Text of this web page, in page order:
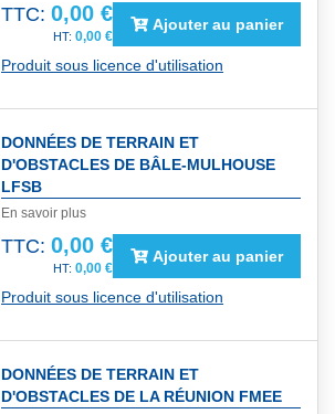
TTC: 0,00 €
0,00 €
Ajouter au panier
Produit sous licence d'utilisation
DONNÉES DE TERRAIN ET
D'OBSTACLES DE BÂLE-MULHOUSE
LFSB
En savoir plus
TTC: 0,00 €
0,00 €
Ajouter au panier
Produit sous licence d'utilisation
DONNÉES DE TERRAIN ET
D'OBSTACLES DE LA RÉUNION FMEE